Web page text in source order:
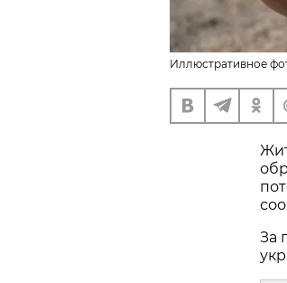
Иллюстративное
За